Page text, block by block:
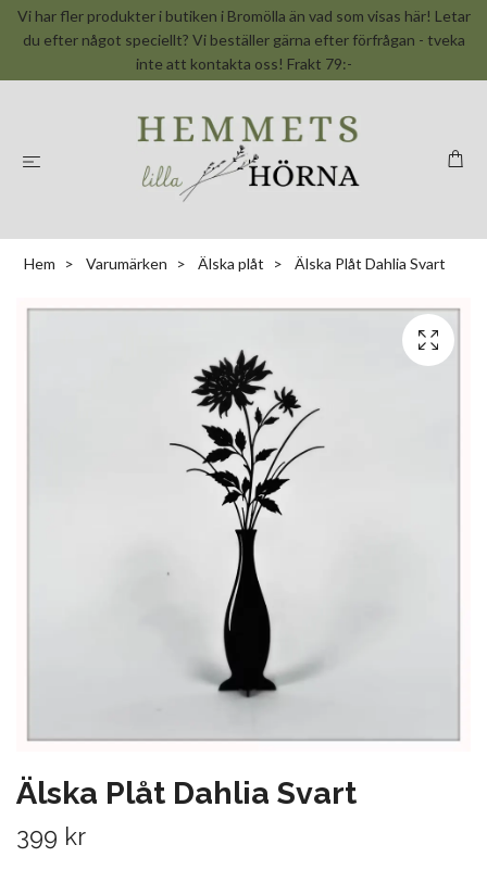
Vi har fler produkter i butiken i Bromölla än vad som visas här! Letar
du efter något speciellt? Vi beställer gärna efter förfrågan - tveka
inte att kontakta oss! Frakt 79:-
Hem Varumärken Älska plåt Älska Plåt Dahlia Svart
Älska Plåt Dahlia Svart
399 kr